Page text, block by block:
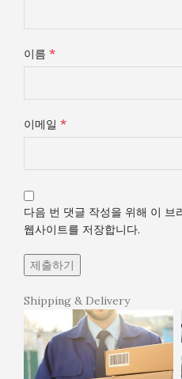
이름 *
이메일 *
다음 번 댓글 작성을 위해 이 브
웹사이트를 저장합니다.
Shipping & Delivery